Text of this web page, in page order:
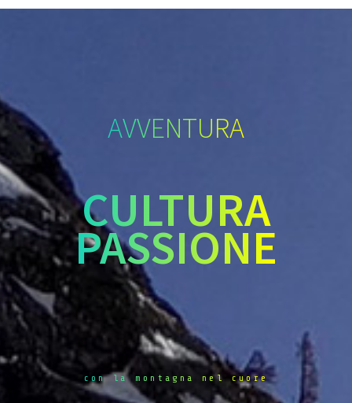
AVVENTURA
CULTURA
PASSIONE
con la montagna nel cuore